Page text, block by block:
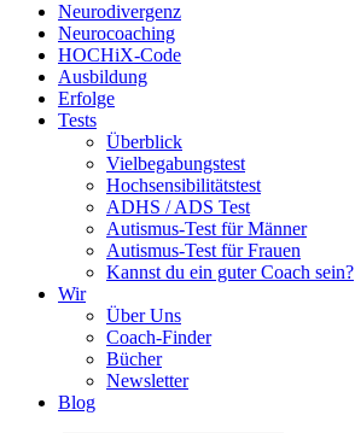
Neurodivergenz
Neurocoaching
HOCHiX-Code
Ausbildung
Erfolge
Tests
Überblick
Vielbegabungstest
Hochsensibilitätstest
ADHS / ADS Test
Autismus-Test für Männer
Autismus-Test für Frauen
Kannst du ein guter Coach sein?
Wir
Über Uns
Coach-Finder
Bücher
Newsletter
Blog